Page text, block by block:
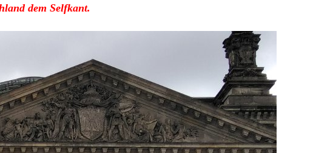
dem Selfkant.